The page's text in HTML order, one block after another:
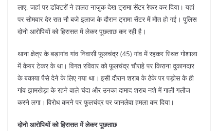
लाए, जहां पर डॉक्टरों ने हालत नाजुक देख ट्रामा सेंटर रेफर कर दिया। यहां
पर सोमवार देर रात नौ बजे इलाज के दौरान ट्रामा सेंटर में मौत हो गई। पुलिस
दोनो आरोपियों को हिरासत में लेकर पूछताछ कर रही है।
थाना क्षेत्र के बड़ागांव गांव निवासी फूलचंद्र (45) गांव में रहकर स्थित गोशाला
में केयर टेकर के था। विगत रविवार को फूलचंद्र चौराहे पर किराना दुकानदार
के बकाया पैसे देने के लिए गया था। इसी दौरान शराब के ठेके पर पड़ोस के ही
गांव झामखेड़ा के रहने वाले चंदा और उनका दामाद शराब नशे में गाली गलौज
करने लगा। विरोध करने पर फूलचंद्र पर जानलेवा हमला कर दिया।
दोनो आरोपियों को हिरासत में लेकर पूछताछ